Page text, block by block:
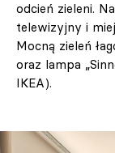
odcień zieleni.
telewizyjny i
Mocną zieleń
oraz lampa
IKEA).